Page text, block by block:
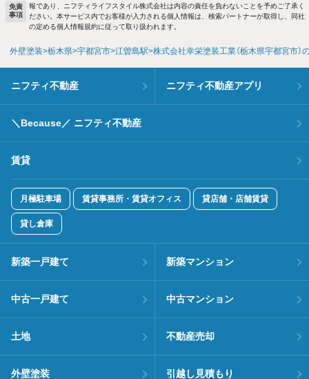
免責
事項
報であり、ニフティライフスタイル株式会社は内容の責任を負わないことを予めご了承く
ださい。本サービス内でお客様が入力される個人情報は、検索パートナーが取得し、同社
の定める個人情報規約に従って取り扱われます。
外壁塗装 栃木県 宇都宮市 江曽島駅 株式会社幸栄塗装工業（栃木県宇都宮市）
ニフティ不動産 ニフティ不動産アプリ
＼Because／ ニフティ不動産
賃貸
月極駐車場 賃貸事務所・賃貸オフィス 貸店舗・店舗賃貸
貸し倉庫
新築一戸建て 新築マンション
中古一戸建て 中古マンション
土地 不動産売却
外壁塗装 引越し見積もり